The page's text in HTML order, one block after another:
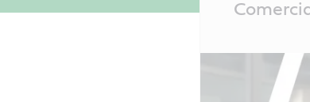
Content